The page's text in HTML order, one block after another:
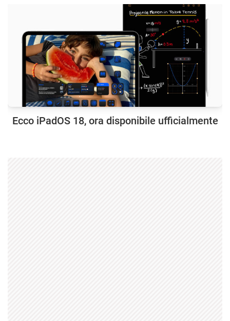
Ecco iPadOS 18, ora disponibile ufficialmente